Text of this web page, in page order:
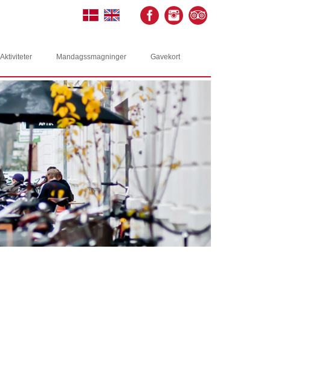
Aktiviteter Mandagssmagninger
Gavekort